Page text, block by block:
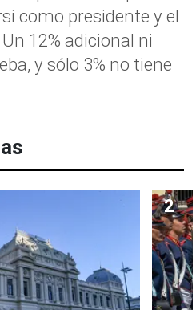
como presidente y el
12% adicional ni
y sólo 3% no tiene